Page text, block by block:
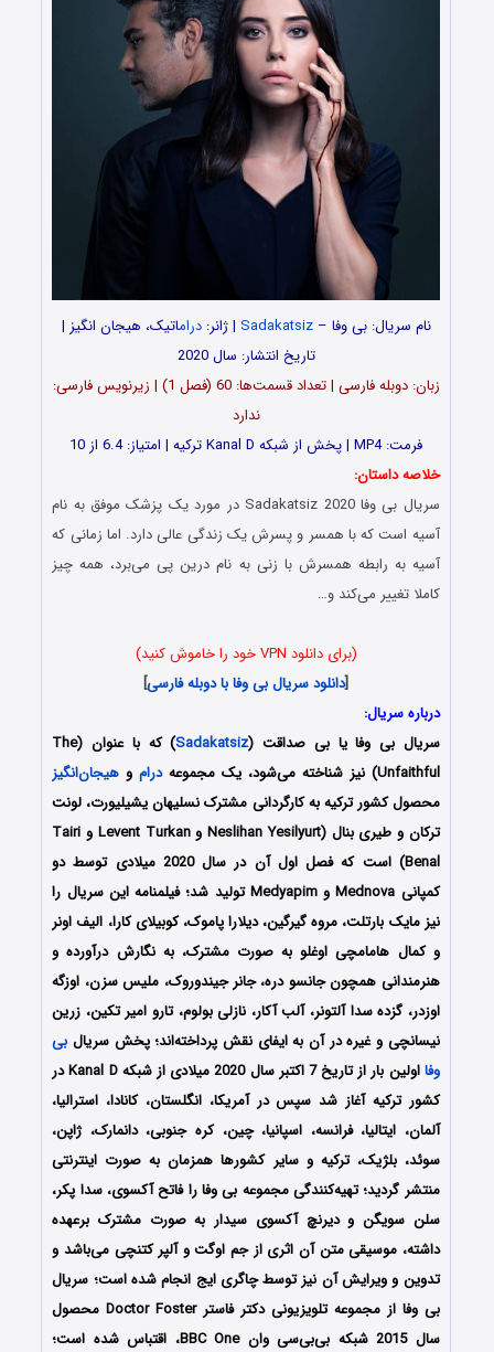
نام سریال: بی وفا –Sadakatsiz | ژانر:دراماتیک، هیجان‌ انگیز |
تاریخ انتشار: سال 2020
زبان: دوبله فارسی | تعداد قسمت‌‌‌‌ها: 60 (فصل 1) | زیرنویس فارسی:
ندارد
فرمت: MP4 | پخش از شبکه Kanal D ترکیه | امتیاز: 6.4 از 10
خلاصه داستان:
سریال بی وفا Sadakatsiz 2020 در مورد یک پزشک موفق به نام
آسیه است که با همسر و پسرش یک زندگی عالی دارد. اما زمانی که
آسیه به رابطه همسرش با زنی به نام درین پی می‌برد، همه چیز
کاملا تغییر می‌کند و…
(برای دانلود VPN خود را خاموش کنید)
[دانلود سریال بی وفا با دوبله فارسی]
درباره سریال:
سریال بی وفا یا بی صداقت (Sadakatsiz
) که با عنوان (The
Unfaithful) نیز شناخته می‌شود، یک مجموعه
درامو هیجان‌انگیز
محصول کشور ترکیه به کارگردانی مشترک نسلیهان یشیلیورت، لونت
ترکان و طیری بنال (Neslihan Yesilyurt و Levent Turkan و Tairi
Benal) است که فصل اول آن در سال 2020 میلادی توسط دو
کمپانی Mednova و Medyapim تولید شد؛ فیلمنامه این سریال را
نیز مایک بارتلت، مروه گیرگین، دیلارا پاموک، کوبیلای کارا، الیف اونر
و کمال هامامچی اوغلو به صورت مشترک، به نگارش درآورده و
هنرمندانی همچون جانسو دره، جانر جیندوروک، ملیس سزن، اوزگه
اوزدر، گزده سدا آلتونر، آلب آکار، نازلی بولوم، تارو امیر تکین، زرین
نیسانچی و غیره در آن به ایفای نقش پرداخته‌اند؛ پخش سریال بی
وفا
اولین بار از تاریخ 7 اکتبر سال 2020 میلادی از شبکه Kanal D در
کشور ترکیه آغاز شد سپس در آمریکا، انگلستان، کانادا، استرالیا،
آلمان، ایتالیا، فرانسه، اسپانیا، چین، کره جنوبی، دانمارک، ژاپن،
سوئد، بلژیک، ترکیه و سایر کشورها همزمان به صورت اینترنتی
منتشر گردید؛ تهیه‌کنندگی مجموعه بی وفا را فاتح آکسوی، سدا پکر،
سلن سویگن و دیرنچ آکسوی سیدار به صورت مشترک برعهده
داشته، موسیقی متن آن اثری از جم اوگت و آلپر کتنچی می‌باشد و
تدوین و ویرایش آن نیز توسط چاگری ایج انجام شده است؛ سریال
بی وفا از مجموعه تلویزیونی دکتر فاستر Doctor Foster محصول
سال 2015 شبکه بی‌بی‌سی وان BBC One، اقتباس شده‌ است؛